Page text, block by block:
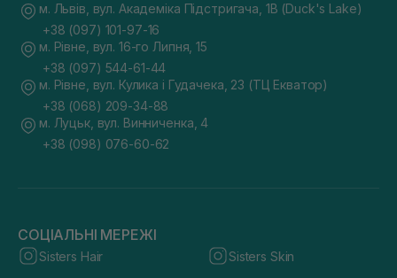
м. Львів, вул. Академіка Підстригача, 1В (Duck's Lake)
+38 (097) 101-97-16
м. Рівне, вул. 16-го Липня, 15
+38 (097) 544-61-44
м. Рівне, вул. Кулика і Гудачека, 23 (ТЦ Екватор)
+38 (068) 209-34-88
м. Луцьк, вул. Винниченка, 4
+38 (098) 076-60-62
СОЦІАЛЬНІ МЕРЕЖІ
Sisters Hair Sisters Skin